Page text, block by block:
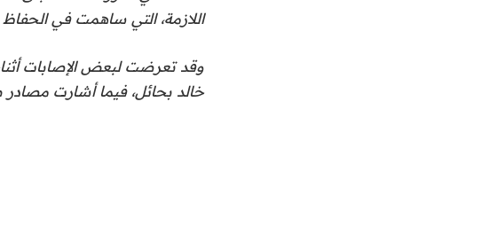
اللازمة، التي ساهمت في
وقد تعرضت لبعض الإصابات
خالد بحائل، فيما أشارت مصادر